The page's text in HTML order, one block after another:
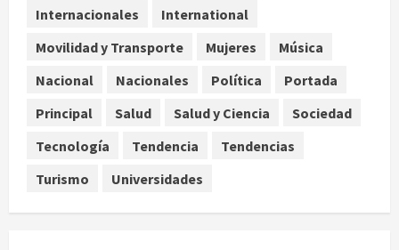
4 agosto 7, 2026
Ángela Buitrago señala videos
agosto 7, 2026
Internacionales
International
Movilidad y Transporte
Mujeres
Música
Nacional
Nacionales Política
Portada
Principal
Salud Salud y Ciencia
Sociedad
Tecnología
Tendencia
Tendencias
Turismo
Universidades